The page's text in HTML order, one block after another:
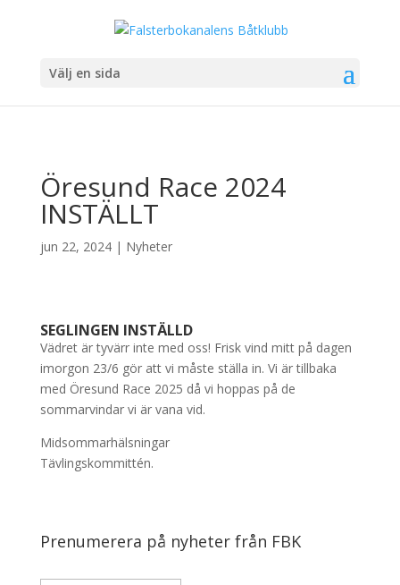
Välj en sida
Öresund Race 2024
INSTÄLLT
jun 22, 2024| Nyheter
SEGLINGEN INSTÄLLD
Vädret är tyvärr inte med oss! Frisk vind mitt på dagen
imorgon 23/6 gör att vi måste ställa in. Vi är tillbaka
med Öresund Race 2025 då vi hoppas på de
sommarvindar vi är vana vid.
Midsommarhälsningar
Tävlingskommittén.
Prenumerera på nyheter från FBK